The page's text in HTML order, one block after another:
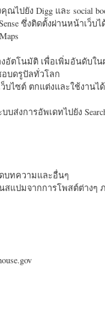
ไปยัง Digg และ social
ซึ่งติดตั้งผ่านหน้าเว็บไ
งอัตโนมัติ เพื่อเพิ่มอันดับใ
บดรูปัลทั่วโลก
บไซต์ ตกแต่งและใช้งานไ
ส่งการอัพเดทไปยัง
บทความและอื่นๆ
สแปมจากการโพสต์ต่างๆ